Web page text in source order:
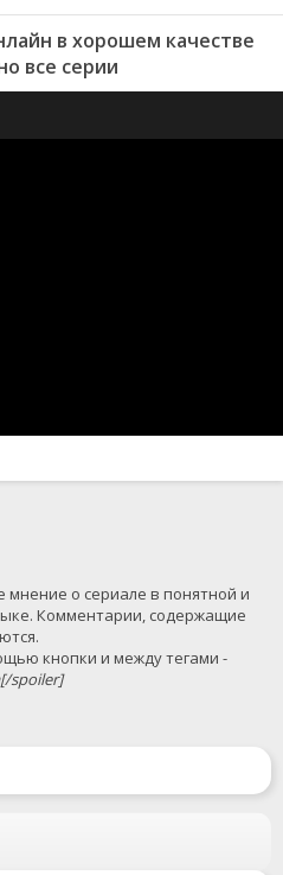
в хорошем качестве
все серии
о сериале в понятной и
Комментарии, содержащие
кнопки и между тегами -
[/spoiler]